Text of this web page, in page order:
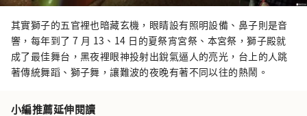
其實獅子的五官裡也暗藏玄機，眼睛設有照明設備、鼻子則是音
響，每年到了 7 月 13、14 日的夏祭宵宮祭、本宮祭，獅子殿就
成了最佳舞台，黑夜裡眼神投射出銳氣逼人的亮光，台上的人跳
著傳統舞蹈、獅子舞，讓難波的夜晚有著不同以往的熱鬧。
小編推薦延伸閱讀